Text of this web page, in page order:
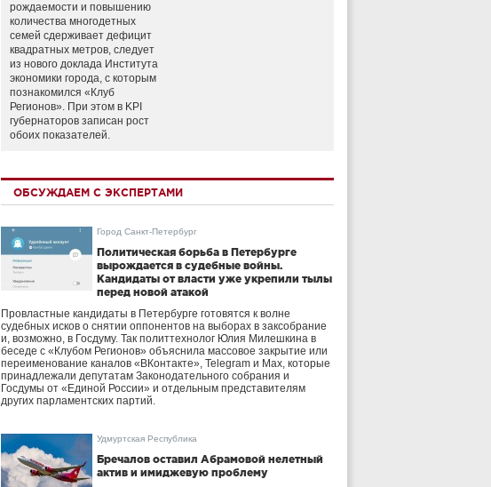
рождаемости и повышению
количества многодетных
семей сдерживает дефицит
квадратных метров, следует
из нового доклада Института
экономики города, с которым
познакомился «Клуб
Регионов». При этом в KPI
губернаторов записан рост
обоих показателей.
ОБСУЖДАЕМ С ЭКСПЕРТАМИ
Город Санкт-Петербург
Политическая борьба в Петербурге
вырождается в судебные войны.
Кандидаты от власти уже укрепили тылы
перед новой атакой
Провластные кандидаты в Петербурге готовятся к волне
судебных исков о снятии оппонентов на выборах в заксобрание
и, возможно, в Госдуму. Так политтехнолог Юлия Милешкина в
беседе с «Клубом Регионов» объяснила массовое закрытие или
переименование каналов «ВКонтакте», Telegram и Max, которые
принадлежали депутатам Законодательного собрания и
Госдумы от «Единой России» и отдельным представителям
других парламентских партий.
Удмуртская Республика
Бречалов оставил Абрамовой нелетный
актив и имиджевую проблему